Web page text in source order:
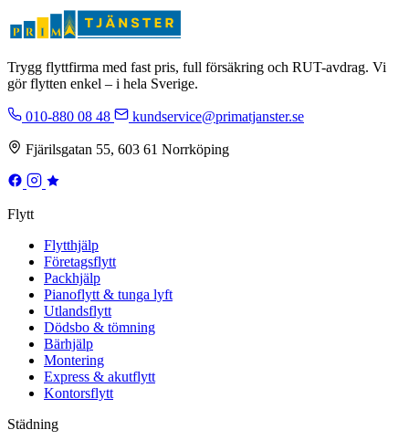
Trygg flyttfirma med fast pris, full försäkring och RUT-avdrag. Vi
gör flytten enkel – i hela Sverige.
010-880 08 48 kundservice@primatjanster.se
Fjärilsgatan 55, 603 61 Norrköping
Flytt
Flytthjälp
Företagsflytt
Packhjälp
Pianoflytt & tunga lyft
Utlandsflytt
Dödsbo & tömning
Bärhjälp
Montering
Express & akutflytt
Kontorsflytt
Städning